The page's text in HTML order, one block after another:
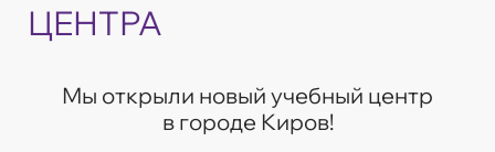
ЦЕНТРА
Мы открыли новый учебный центр
в городе Киров!